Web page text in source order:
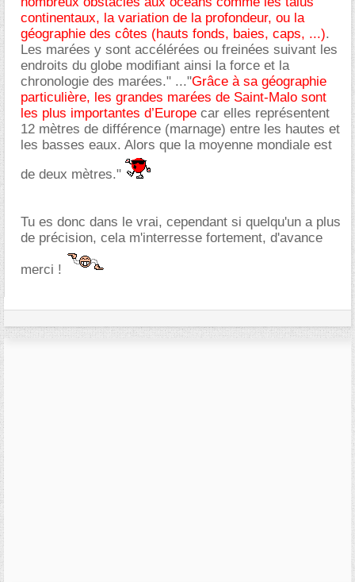
continentaux, la variation de la profondeur, ou la
géographie des côtes (hauts fonds, baies, caps, ...).
Les marées y sont accélérées ou freinées suivant les
endroits du globe modifiant ainsi la force et la
chronologie des marées." ..."Grâce à sa géographie
particulière, les grandes marées de Saint-Malo sont
les plus importantes d’Europe car elles représentent
12 mètres de différence (marnage) entre les hautes et
les basses eaux. Alors que la moyenne mondiale est
de deux mètres."
Tu es donc dans le vrai, cependant si quelqu'un a plus
de précision, cela m'interresse fortement, d'avance
merci !